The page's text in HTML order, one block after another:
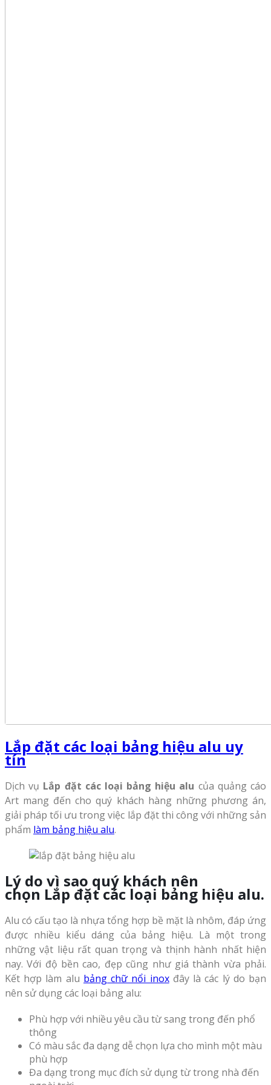
Lắp đặt các loại bảng hiệu alu uy
tín
Dịch vụ Lắp đặt các loại bảng hiệu alu của quảng cáo
Art mang đến cho quý khách hàng những phương án,
giải pháp tối ưu trong việc lắp đặt thi công với những sản
phẩm làm bảng hiệu alu.
Lý do vì sao quý khách nên
chọn Lắp đặt các loại bảng hiệu alu.
Alu có cấu tạo là nhựa tổng hợp bề mặt là nhôm, đáp ứng
được nhiều kiểu dáng của bảng hiệu. Là một trong
những vật liệu rất quan trọng và thịnh hành nhất hiện
nay. Với độ bền cao, đẹp cũng như giá thành vừa phải.
Kết hợp làm alu bảng chữ nổi inoxđây là các lý do bạn
nên sử dụng các loại bảng alu:
Phù hợp với nhiều yêu cầu từ sang trong đến phổ
thông
Có màu sắc đa dạng dễ chọn lựa cho mình một màu
phù hợp
Đa dạng trong mục đích sử dụng từ trong nhà đến